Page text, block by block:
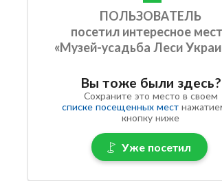
ПОЛЬЗОВАТЕЛЬ
посетил интересное
«Музей-усадьба Леси
Вы тоже были здесь?
Сохраните это место в своем
списке посещенных мест
кнопку ниже
Уже посетил